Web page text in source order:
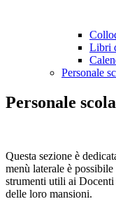
Libri
Personale
Personale
Questa sezione è
menù laterale è
strumenti utili ai
delle loro mansioni.